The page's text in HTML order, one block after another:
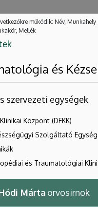
működik: Név, Munkahely
Mellék
és
szervezeti egységek
Központ (DEKK)
Szolgáltató
és Traumatológiai
Márta orvosirnok